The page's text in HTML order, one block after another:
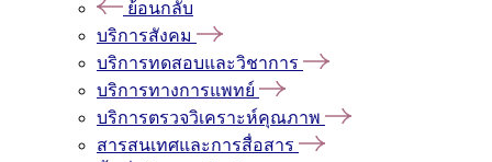
ย้อนกลับ
บริการสังคม
บริการทดสอบและวิชาการ
บริการทางการแพทย์
บริการตรวจวิเคราะห์คุณภาพ
สารสนเทศและการสื่อสาร